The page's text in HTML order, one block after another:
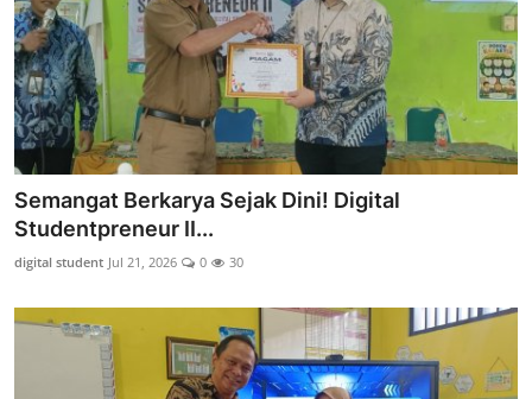
Semangat Berkarya Sejak Dini! Digital
Studentpreneur II...
digital student Jul 21, 2026 0 30